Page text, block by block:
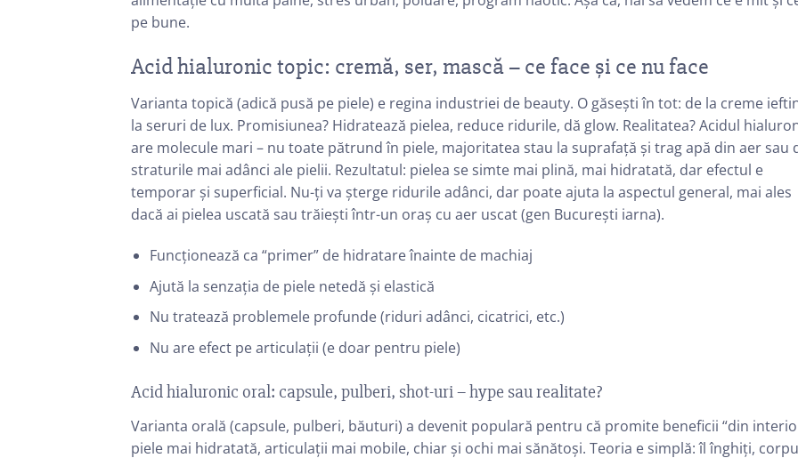
pe bune.
Acid hialuronic topic: cremă, ser, mască – ce face și ce nu face
Varianta topică (adică pusă pe piele) e regina industriei de beauty. O găsești în tot: de la creme
la seruri de lux. Promisiunea? Hidratează pielea, reduce ridurile, dă glow. Realitatea? Acidul
are molecule mari – nu toate pătrund în piele, majoritatea stau la suprafață și trag apă din aer sau
straturile mai adânci ale pielii. Rezultatul: pielea se simte mai plină, mai hidratată, dar efectul e
temporar și superficial. Nu-ți va șterge ridurile adânci, dar poate ajuta la aspectul general, mai ales
dacă ai pielea uscată sau trăiești într-un oraș cu aer uscat (gen București iarna).
Funcționează ca “primer” de hidratare înainte de machiaj
Ajută la senzația de piele netedă și elastică
Nu tratează problemele profunde (riduri adânci, cicatrici, etc.)
Nu are efect pe articulații (e doar pentru piele)
Acid hialuronic oral: capsule, pulberi, shot-uri – hype sau realitate?
Varianta orală (capsule, pulberi, băuturi) a devenit populară pentru că promite beneficii “din
piele mai hidratată, articulații mai mobile, chiar și ochi mai sănătoși. Teoria e simplă: îl înghiți,